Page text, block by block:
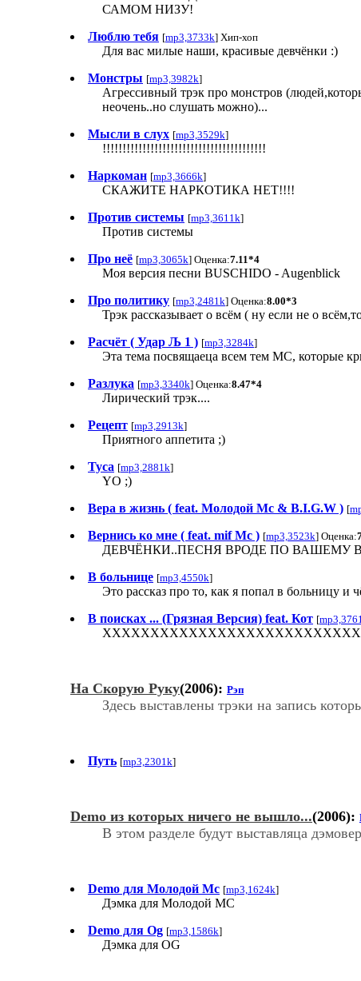
САМОМ НИЗУ!
Люблю тебя [mp3,3733k] Хип-хоп
Для вас милые наши, красивые девчёнки :)
Монстры [mp3,3982k]
Агрессивный трэк про монстров
неочень..но слушать можно)...
Мысли в слух [mp3,3529k]
!!!!!!!!!!!!!!!!!!!!!!!!!!!!!!!!!!!!!!!!!
Наркоман [mp3,3666k]
СКАЖИТЕ НАРКОТИКА НЕТ!!!!
Против системы [mp3,3611k]
Против системы
Про неё [mp3,3065k] Оценка:7.11*4
Моя версия песни BUSCHIDO - Augenblick
Про политику [mp3,2481k] Оценка:8.00*3
Трэк рассказывает о всём ( ну если не о
Расчёт ( Удар Љ 1 ) [mp3,3284k]
Эта тема посвящаеца всем тем МС, которые
Разлука [mp3,3340k] Оценка:8.47*4
Лирический трэк....
Рецепт [mp3,2913k]
Приятного аппетита ;)
Туса [mp3,2881k]
YO ;)
Вера в жизнь ( feat. Молодой Мс & B.I.G.W ) [
Вернись ко мне ( feat. mif Mc ) [mp3,3523k] Оценка:
ДЕВЧЁНКИ..ПЕСНЯ ВРОДЕ ПО ВАШЕМУ
В больнице [mp3,4550k]
Это рассказ про то, как я попал в больницу и
В поисках ... (Грязная Версия) feat. Кот [
На Скорую Руку(2006): Рэп
Здесь выставлены трэки на запись
Путь [mp3,2301k]
Demo из которых ничего не вышло...(2006):
В этом разделе будут выставляца
Demo для Молодой Мс [mp3,1624k]
Дэмка для Молодой МС
Demo для Og [mp3,1586k]
Дэмка для OG